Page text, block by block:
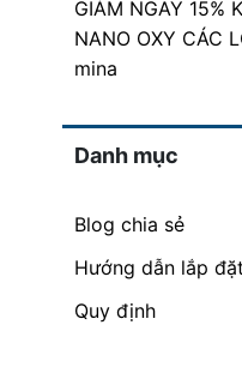
GIẢM NGAY 15%
NANO OXY CÁC
mina
Danh mục
Blog chia sẻ
Hướng dẫn lắp đặt
Quy định